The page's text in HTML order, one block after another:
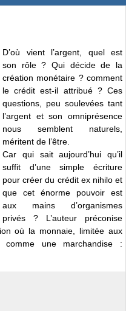
D’où vient l’argent, quel est
son rôle ? Qui décide de la
création monétaire ? comment
le crédit est-il attribué ? Ces
questions, peu soulevées tant
l’argent et son omniprésence
nous semblent naturels,
méritent de l’être.
Car qui sait aujourd’hui qu’il
suffit d’une simple écriture
pour créer du crédit ex nihilo et
que cet énorme pouvoir est
aux mains d’organismes
privés ? L’auteur préconise
où la monnaie, limitée aux
comme une marchandise :